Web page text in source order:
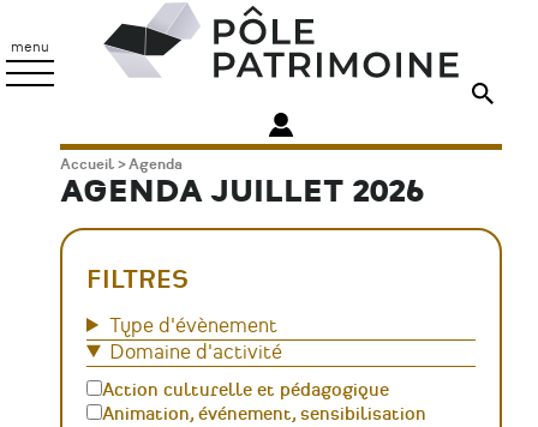
contenu
principal
menu
Patrimoine
Fil
d'Ariane
Accueil Agenda
AGENDA JUILLET 2026
FILTRES
Type d'évènement
Domaine d'activité
Action culturelle et pédagogique
Animation, événement, sensibilisation